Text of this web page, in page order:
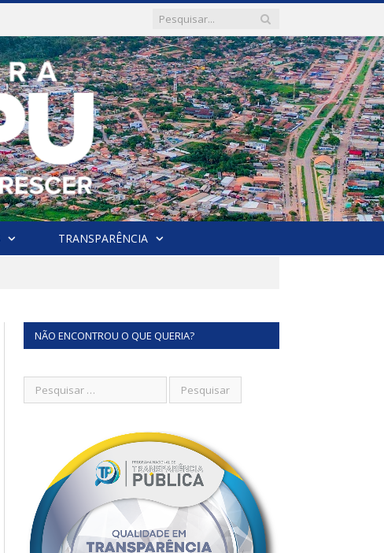
TRANSPARÊNCIA
NÃO ENCONTROU O QUE QUERIA?